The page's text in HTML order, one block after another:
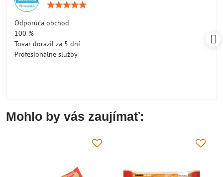
Odporúča obchod
100 %
Tovar dorazil za 5 dní
Profesionálne služby
Mohlo by vás zaujímať: